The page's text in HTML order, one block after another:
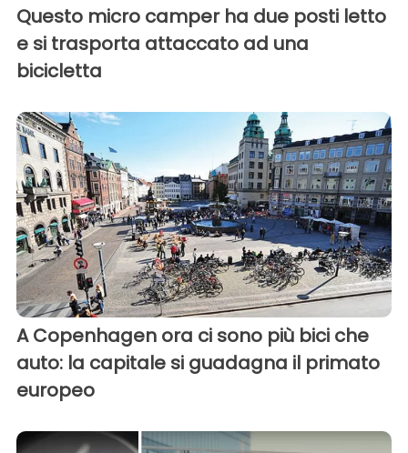
Questo micro camper ha due posti letto
e si trasporta attaccato ad una
bicicletta
A Copenhagen ora ci sono più bici che
auto: la capitale si guadagna il primato
europeo